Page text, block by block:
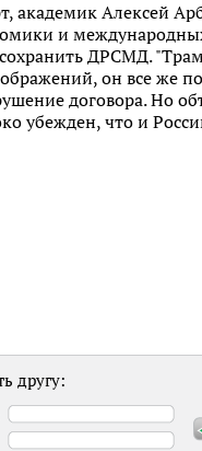
академик Алексей
и
ДРСМД.
он все же
договора. Но
убежден, что и
другу: